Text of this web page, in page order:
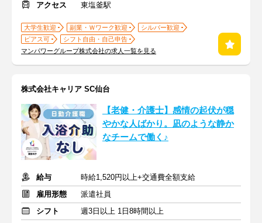
アクセス
東塩釜駅
大学生歓迎 副業・Ｗワーク歓迎
シルバー歓迎
ピアス可
シフト自由・自己申告
マンパワーグループ株式会社の求人一覧を見る
株式会社キャリア SC仙台
【老健・介護士】感情の起伏が穏
やかな人ばかり。凪のような静か
なチームで働く♪
給与
時給1,520円以上+交通費全額支給
雇用形態
派遣社員
シフト
週3日以上 1日8時間以上